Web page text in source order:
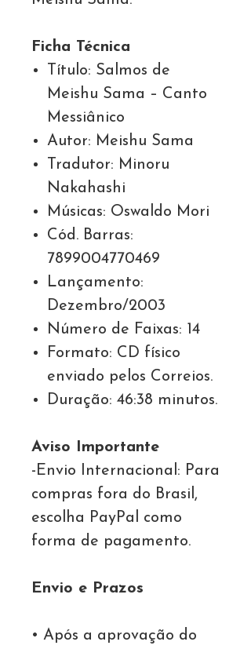
Ficha Técnica
Título: Salmos de
Meishu Sama – Canto
Messiânico
Autor: Meishu Sama
Tradutor: Minoru
Nakahashi
Músicas: Oswaldo Mori
Cód. Barras:
7899004770469
Lançamento:
Dezembro/2003
Número de Faixas: 14
Formato: CD físico
enviado pelos Correios.
Duração: 46:38 minutos.
Aviso Importante
-Envio Internacional: Para
compras fora do Brasil,
escolha PayPal como
forma de pagamento.
Envio e Prazos
• Após a aprovação do